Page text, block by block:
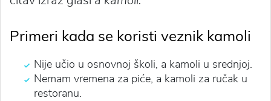
Primeri kada se koristi veznik kamoli
Nije učio u osnovnoj školi, a kamoli u srednjoj.
Nemam vremena za piće, a kamoli za ručak u
restoranu.